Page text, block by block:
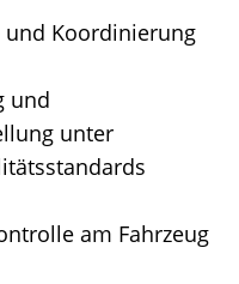
Koordinierung
und
unter
am Fahrzeug